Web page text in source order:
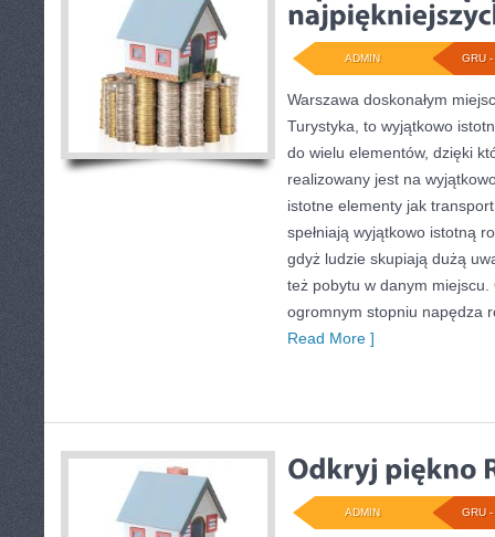
GRU
ADMIN
Warszawa doskonałym
Turystyka, to wyjątkowo
do wielu elementów, dzięki
realizowany jest na
istotne elementy jak
spełniają wyjątkowo istotną
gdyż ludzie skupiają dużą
też pobytu w danym
ogromnym stopniu napędza
Read More ]
GRU
ADMIN